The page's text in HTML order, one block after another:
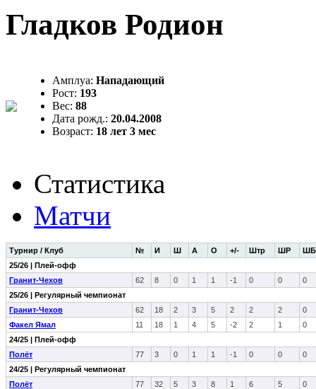
Гладков Родион
Амплуа: Нападающий
Рост: 193
Вес: 88
Дата рожд.: 20.04.2008
Возраст: 18 лет 3 мес
Статистика
Матчи
Турнир / Клуб № И Ш А О +/- Штр ШР ШБ
25/26 | Плей-офф
Гранит-Чехов
62 8 0 1 1 -1 0 0
0
25/26 | Регулярный чемпионат
Гранит-Чехов
62 18 2 3 5 2 2 2
0
Факел Ямал
11 18 1 4 5 -2 2 1
0
24/25 | Плей-офф
Полёт
77 3 0 1 1 -1 0 0
0
24/25 | Регулярный чемпионат
Полёт
77 32 5 3 8 1 6 5
0